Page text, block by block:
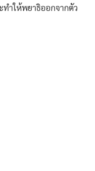
ำให้พยาธิออกจากตัว